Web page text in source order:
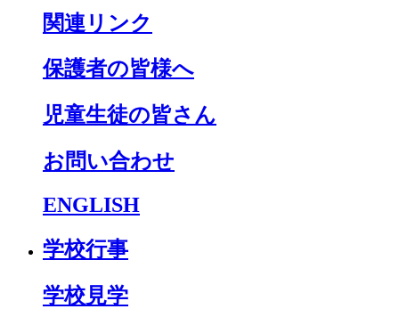
関連リンク
保護者の皆様へ
児童生徒の皆さん
お問い合わせ
ENGLISH
学校行事
学校見学